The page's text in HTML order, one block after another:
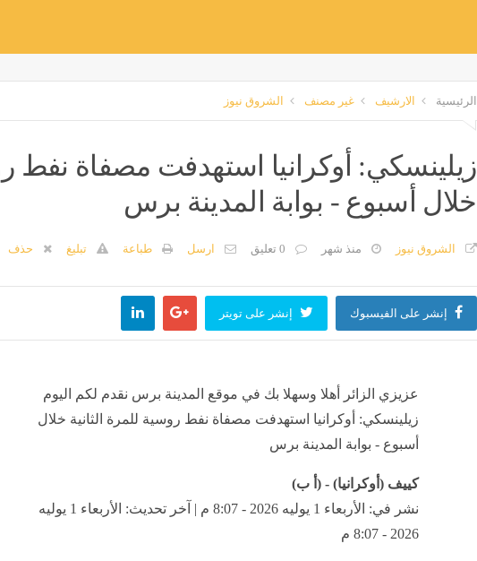
الرئيسية الارشيف غير مصنف الشروق نيوز
زيلينسكي: أوكرانيا استهدفت مصفاة نفط
خلال أسبوع - بوابة المدينة برس
الشروق نيوز منذ شهر 0 تعليق ارسل طباعة تبليغ حذف
إنشر على الفيسبوك إنشر على تويتر
عزيزي الزائر أهلا وسهلا بك في موقع المدينة برس نقدم لكم اليوم
زيلينسكي: أوكرانيا استهدفت مصفاة نفط روسية للمرة الثانية خلال
أسبوع - بوابة المدينة برس
كييف (أوكرانيا) - (أ ب)
نشر في: الأربعاء 1 يوليه 2026 - 8:07 م | آخر تحديث: الأربعاء 1 يوليه
2026 - 8:07 م